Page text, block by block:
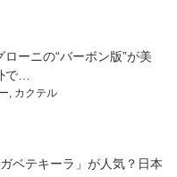
ーニの“バーボン版”が美
で…
, カクテル
ベテキーラ」が人気？日本